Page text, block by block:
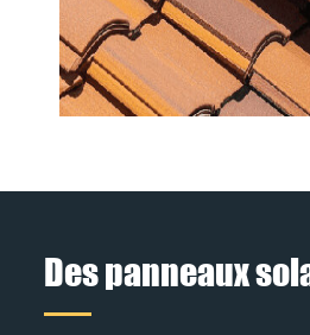
Des panneaux